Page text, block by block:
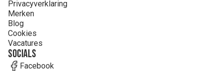
Privacyverklaring
Merken
Blog
Cookies
Vacatures
Socials
Facebook